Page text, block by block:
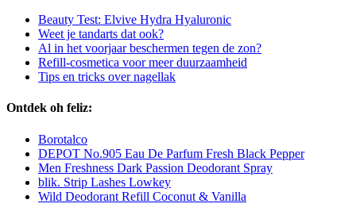
Beauty Test: Elvive Hydra Hyaluronic
Weet je tandarts dat ook?
Al in het voorjaar beschermen tegen de zon?
Refill-cosmetica voor meer duurzaamheid
Tips en tricks over nagellak
Ontdek oh feliz:
Borotalco
DEPOT No.905 Eau De Parfum Fresh Black Pepper
Men Freshness Dark Passion Deodorant Spray
blik. Strip Lashes Lowkey
Wild Deodorant Refill Coconut & Vanilla